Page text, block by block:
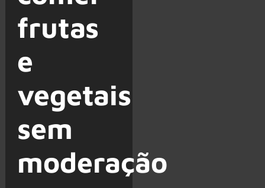
frutas
e
vegetais
sem
moderação